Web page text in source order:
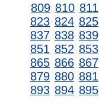
809 810 811
823 824 825
837 838 839
851 852 853
865 866 867
879 880 881
893 894 895